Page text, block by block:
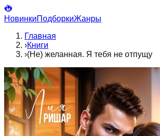
НовинкиПодборкиЖанры
Главная
›Книги
›(Не) желанная. Я тебя не отпущу